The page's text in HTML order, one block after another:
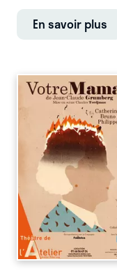
En savoir plus